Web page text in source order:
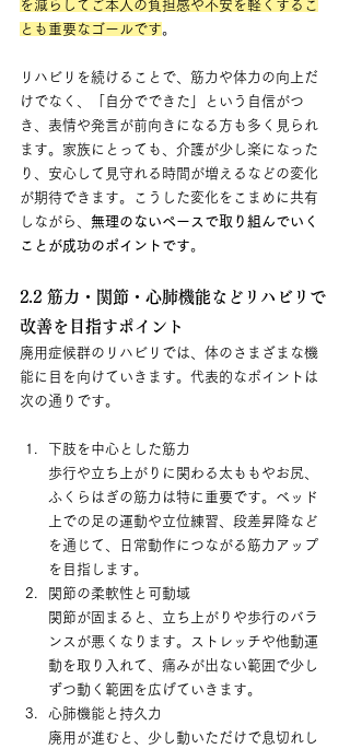
を減らしてご本人の負担感や不安を軽くするこ
とも重要なゴールです。
リハビリを続けることで、筋力や体力の向上だ
けでなく、「自分でできた」という自信がつ
き、表情や発言が前向きになる方も多く見られ
ます。家族にとっても、介護が少し楽になった
り、安心して見守れる時間が増えるなどの変化
が期待できます。こうした変化をこまめに共有
しながら、 無理のないペースで取り組んでいく
ことが成功のポイントです。
2.2 筋力・関節・心肺機能などリハビリで
改善を目指すポイント
廃用症候群のリハビリでは、体のさまざまな機
能に目を向けていきます。代表的なポイントは
次の通りです。
下肢を中心とした筋力
歩行や立ち上がりに関わる太ももやお尻、
ふくらはぎの筋力は特に重要です。ベッド
上での足の運動や立位練習、段差昇降など
を通じて、日常動作につながる筋力アップ
を目指します。
関節の柔軟性と可動域
関節が固まると、立ち上がりや歩行のバラ
ンスが悪くなります。ストレッチや他動運
動を取り入れて、痛みが出ない範囲で少し
ずつ動く範囲を広げていきます。
心肺機能と持久力
廃用が進むと、少し動いただけで息切れし